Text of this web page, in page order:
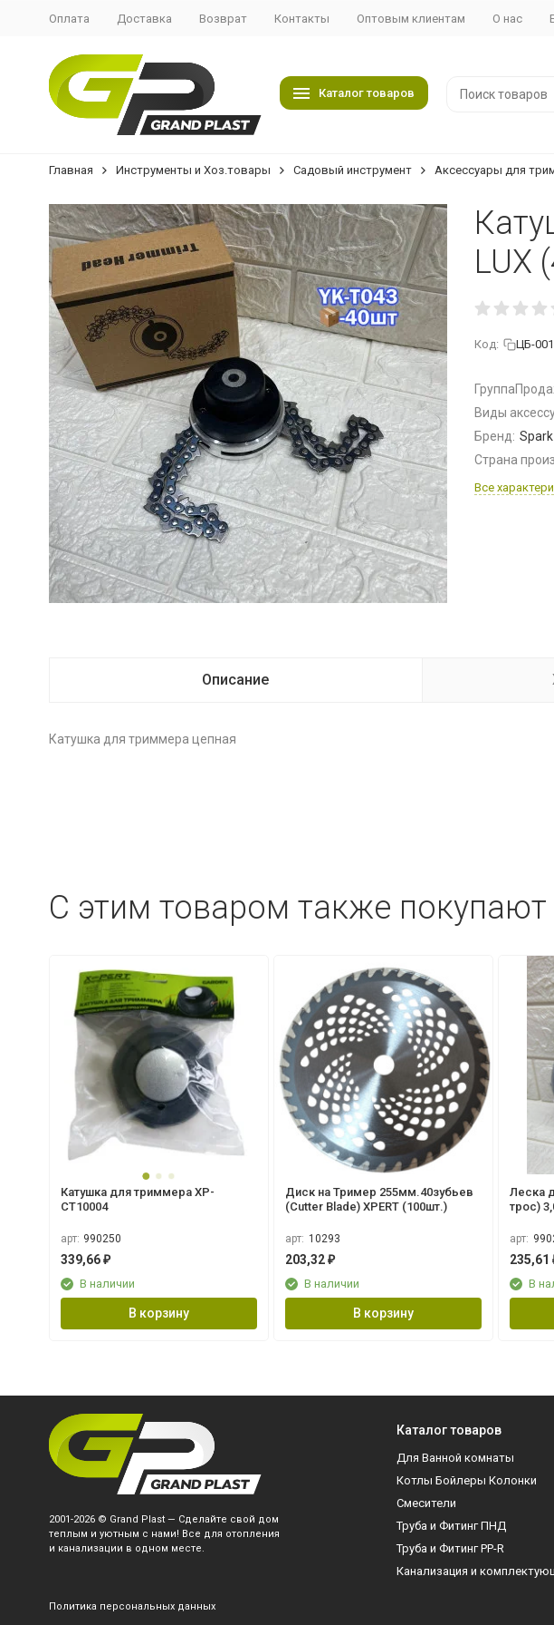
Оплата Доставка Возврат Контакты Оптовым клиентам О нас
Каталог товаров
Главная Инструменты и Хоз.товары Садовый инструмент Аксессуары для
LUX
Код: ЦБ-
Виды
Бренд:
Страна
Все
Описание
Катушка для триммера цепная
C этим товаром также покупают
Катушка для триммера XP-
CT10004
арт: 990250
339,66 ₽
В наличии
В корзину
Диск на Тример 255мм.40зубьев
(Cutter Blade) XPERT (100шт.)
арт: 10293
203,32 ₽
В наличии
В корзину
Леска
трос)
арт:
235,61
В
2001-2026 © Grand Plast — Сделайте свой дом
теплым и уютным с нами! Все для отопления
и канализации в одном месте.
Политика персональных данных
Каталог товаров
Для Ванной комнаты
Котлы Бойлеры Колонки
Смесители
Труба и Фитинг ПНД
Труба и Фитинг PP-R
Канализация и